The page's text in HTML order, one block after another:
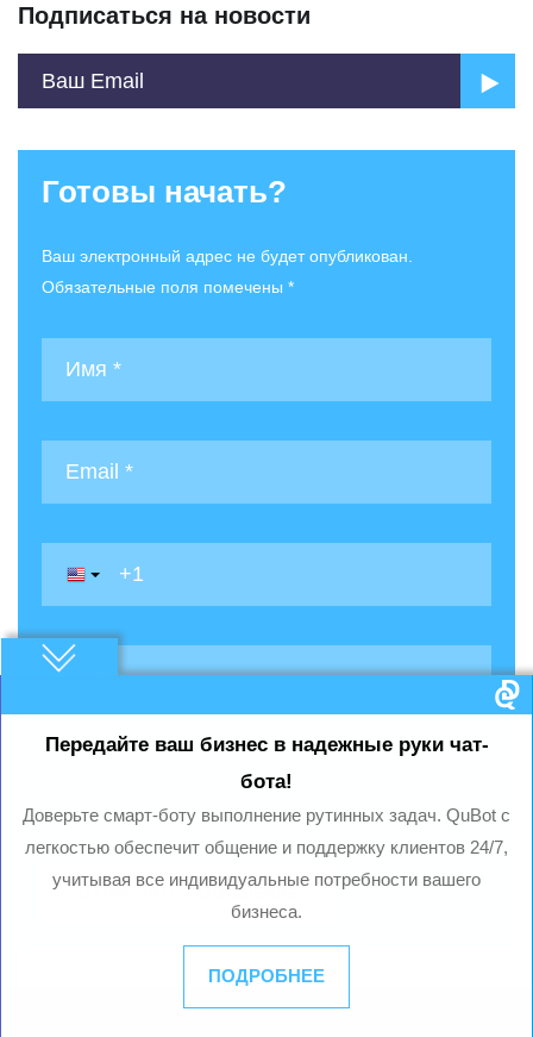
Передайте ваш бизнес в надежные руки чат-
бота!
Доверьте смарт-боту выполнение рутинных задач. QuBot с
легкостью обеспечит общение и поддержку клиентов 24/7,
учитывая все индивидуальные потребности вашего
бизнеса.
ПОДРОБНЕЕ
Подписаться на новости
Готовы начать?
Ваш электронный адрес не будет опубликован.
Обязательные поля помечены *
ОТПРАВИТЬ СООБЩЕНИЕ